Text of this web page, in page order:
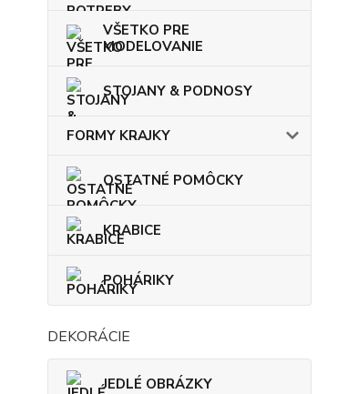
VŠETKO PRE
MODELOVANIE
STOJANY & PODNOSY
FORMY KRAJKY
OSTATNÉ POMÔCKY
KRABICE
POHÁRIKY
DEKORÁCIE
JEDLÉ OBRÁZKY